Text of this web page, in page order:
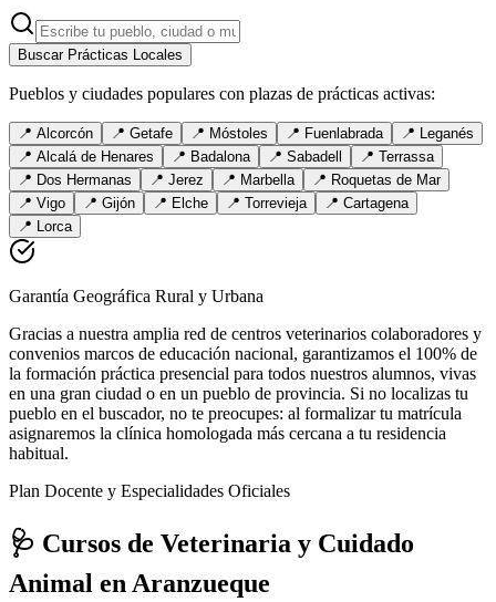
Buscar Prácticas Locales
Pueblos y ciudades populares con plazas de prácticas activas:
📍 Alcorcón 📍 Getafe 📍 Móstoles 📍 Fuenlabrada 📍 Leganés
📍 Alcalá de Henares 📍 Badalona 📍 Sabadell 📍 Terrassa
📍 Dos Hermanas 📍 Jerez 📍 Marbella 📍 Roquetas de Mar
📍 Vigo 📍 Gijón 📍 Elche 📍 Torrevieja 📍 Cartagena
📍 Lorca
Garantía Geográfica Rural y Urbana
Gracias a nuestra amplia red de centros veterinarios colaboradores y
convenios marcos de educación nacional, garantizamos el 100% de
la formación práctica presencial para todos nuestros alumnos, vivas
en una gran ciudad o en un pueblo de provincia. Si no localizas tu
pueblo en el buscador, no te preocupes: al formalizar tu matrícula
asignaremos la clínica homologada más cercana a tu residencia
habitual.
Plan Docente y Especialidades Oficiales
🩺 Cursos de Veterinaria y Cuidado
Animal en Aranzueque